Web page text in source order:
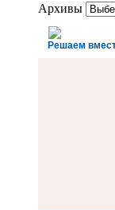
Архивы
Решаем